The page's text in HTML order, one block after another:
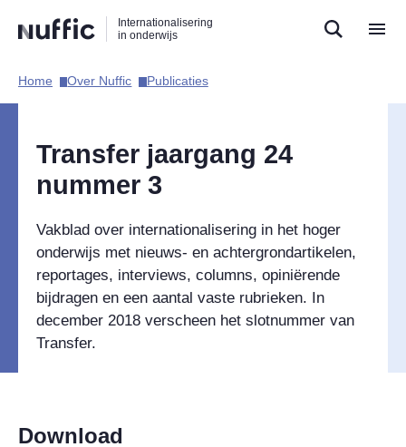
naar
zoekfunctie
naar
hoofdnavigatie
naar
inhoud
Internationalisering
in onderwijs
Hoofdnavigatie
Home​ Over Nuffic​ Publicaties​
Transfer jaargang 24
nummer 3
Vakblad over internationalisering in het hoger
onderwijs met nieuws- en achtergrondartikelen,
reportages, interviews, columns, opiniërende
bijdragen en een aantal vaste rubrieken. In
december 2018 verscheen het slotnummer van
Transfer.
Download